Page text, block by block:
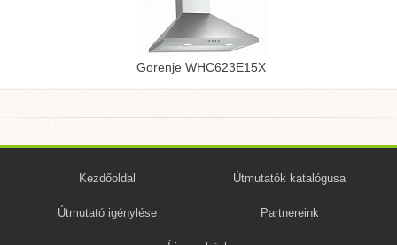
Gorenje WHC623E15X
Kezdőoldal Útmutatók katalógusa
Útmutató igénylése Partnereink